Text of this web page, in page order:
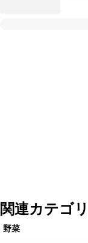
関連カテゴリ
野菜